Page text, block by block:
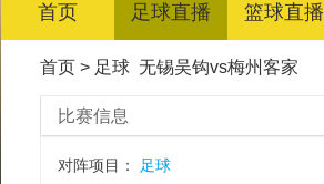
首页 足球直播 篮球直播
首页> 足球 无锡吴钩vs梅州客家
比赛信息
对阵项目： 足球